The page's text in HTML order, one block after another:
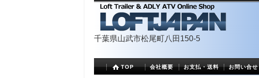
千葉県山武市松尾町八田150-5
TOP 会社概要 お支払・送料 お問い合せ